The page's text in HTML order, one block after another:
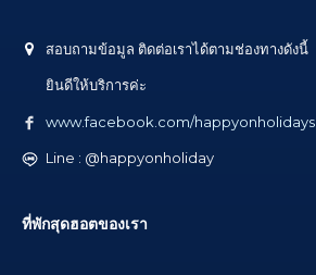
สอบถามข้อมูล ติดต่อเราได้ตามช่องทางดังนี้
ยินดีให้บริการค่ะ
www.facebook.com/happyonholidays
Line : @happyonholiday
ที่พักสุดฮอตของเรา